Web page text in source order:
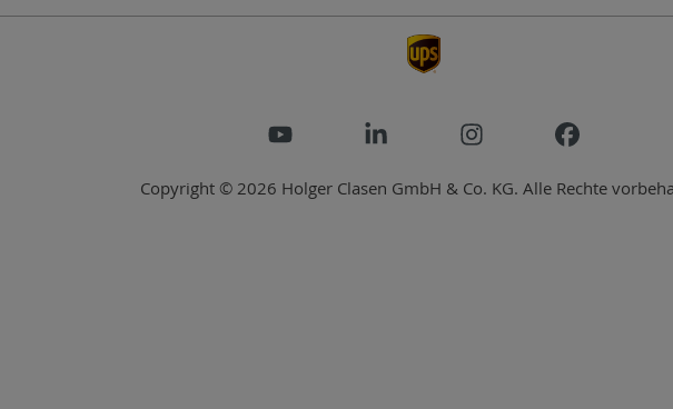
Copyright © 2026 Holger Clasen GmbH & Co. KG. Alle Rechte